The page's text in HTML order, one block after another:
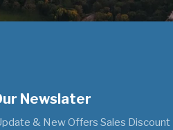
Newslater
& New Offers Sales Discount